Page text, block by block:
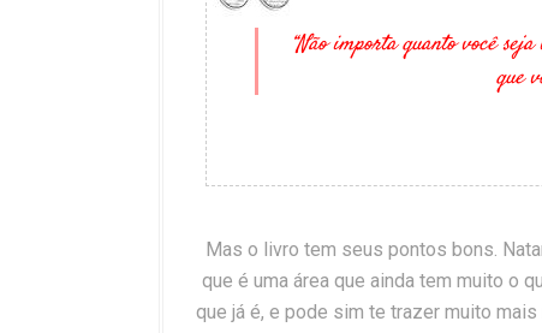
“Não importa quanto você
que
Mas o livro tem seus pontos bons.
que é uma área que ainda tem muito o
que já é, e pode sim te trazer muito